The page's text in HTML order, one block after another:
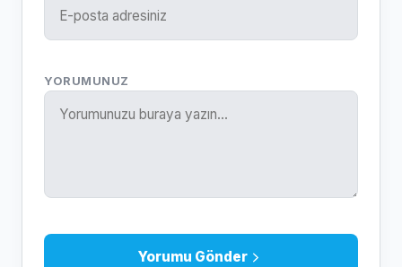
YORUMUNUZ
Yorumu Gönder